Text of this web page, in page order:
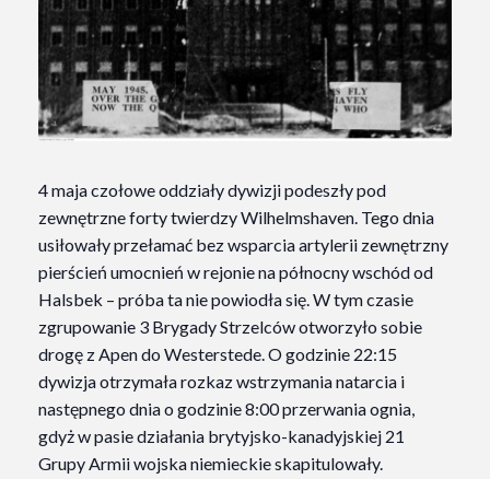
4 maja czołowe oddziały dywizji podeszły pod
zewnętrzne forty twierdzy Wilhelmshaven. Tego dnia
usiłowały przełamać bez wsparcia artylerii zewnętrzny
pierścień umocnień w rejonie na północny wschód od
Halsbek – próba ta nie powiodła się. W tym czasie
zgrupowanie 3 Brygady Strzelców otworzyło sobie
drogę z Apen do Westerstede. O godzinie 22:15
dywizja otrzymała rozkaz wstrzymania natarcia i
następnego dnia o godzinie 8:00 przerwania ognia,
gdyż w pasie działania brytyjsko-kanadyjskiej 21
Grupy Armii wojska niemieckie skapitulowały.